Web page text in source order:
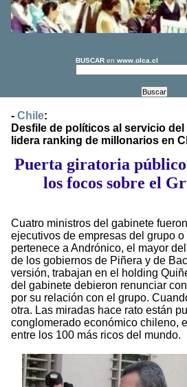
BUSCAR en www.olca.cl
- Chile:
Desfile de políticos al servicio
lidera ranking de millonarios en
Puerta giratoria
los focos sobre el
Cuatro ministros del gabinete
ejecutivos de empresas del grupo
pertenece a Andrónico, el mayor
de los gobiernos de Piñera y de
versión, trabajan en el holding
del gabinete debieron renunciar
por su relación con el grupo.
otra. Las miradas hace rato están
conglomerado económico chileno,
entre los 100 más ricos del mundo.